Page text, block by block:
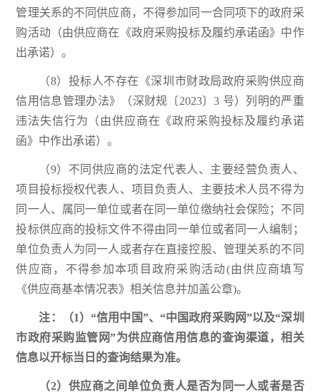
管理关系的不同供应商，不得参加同一合同项下的政府采
购活动（由供应商在《政府采购投标及履约承诺函》中作
出承诺）。
（8）投标人不存在《深圳市财政局政府采购供应商
信用信息管理办法》（深财规〔2023〕3 号）列明的严重
违法失信行为（由供应商在《政府采购投标及履约承诺
函》中作出承诺）。
（9）不同供应商的法定代表人、主要经营负责人、
项目投标授权代表人、项目负责人、主要技术人员不得为
同一人、属同一单位或者在同一单位缴纳社会保险；不同
投标供应商的投标文件不得由同一单位或者同一人编制；
单位负责人为同一人或者存在直接控股、管理关系的不同
供应商，不得参加本项目政府采购活动(由供应商填写
《供应商基本情况表》相关信息并加盖公章)。
注：（1）“信用中国”、“中国政府采购网”以及“深圳
市政府采购监管网”为供应商信用信息的查询渠道，相关
信息以开标当日的查询结果为准。
（2）供应商之间单位负责人是否为同一人或者是否